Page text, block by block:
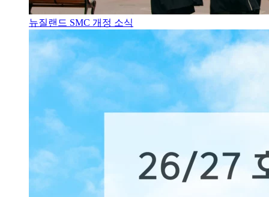
뉴질랜드 SMC 개정 소식